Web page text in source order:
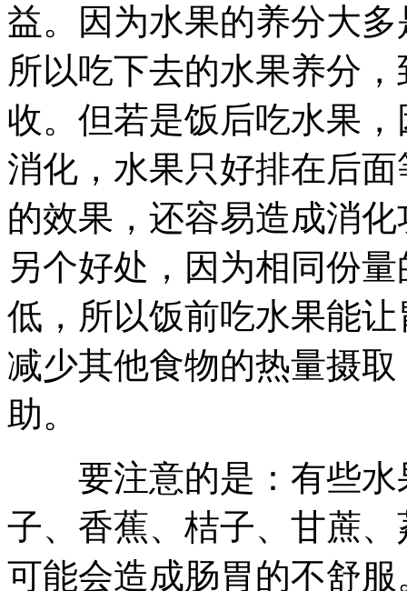
益。因为水果的养分大
所以吃下去的水果养分
收。但若是饭后吃水果
消化，水果只好排在后
的效果，还容易造成消
另个好处，因为相同份
低，所以饭前吃水果能
减少其他食物的热量摄
助。
要注意的是：有些水
子、香蕉、桔子、甘蔗
可能会造成肠胃的不舒